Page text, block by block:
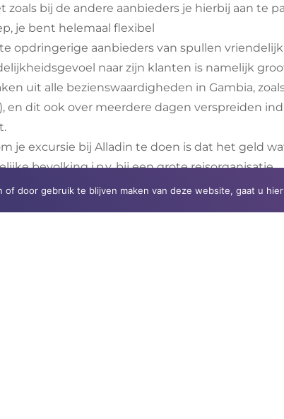
zoals bij de andere aanbieders je hierbij aan te
je bent helemaal flexibel
opdringerige aanbieders van spullen
naar zijn klanten is namelijk
uit alle bezienswaardigheden in Gambia,
en dit ook over meerdere dagen verspreiden
je excursie bij Alladin te doen is dat het geld
bevolking i.p.v. bij een grote reisorganisatie.
of door gebruik te blijven maken van deze website, gaat u